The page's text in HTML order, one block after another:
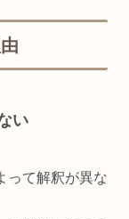
い
って解釈が異な